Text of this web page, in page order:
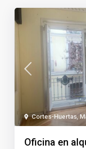
Cortes-Huertas,
Oficina en